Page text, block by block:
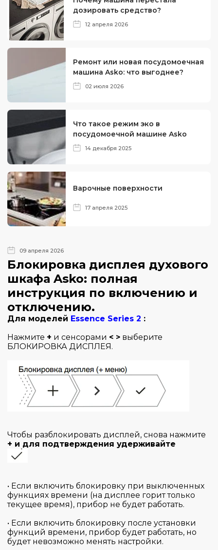
дозировать средство?
12 апреля 2026
Ремонт или новая посудомоечная
машина Asko: что выгоднее?
02 июля 2026
Что такое режим эко в
посудомоечной машине Asko
14 декабря 2025
Варочные поверхности
17 апреля 2025
09 апреля 2026
Блокировка дисплея духового
шкафа Asko: полная
инструкция по включению и
отключению.
Для моделей Essence Series 2 :
Нажмите + и сенсорами < > выберите
БЛОКИРОВКА ДИСПЛЕЯ.
Чтобы разблокировать дисплей, снова нажмите
+ и для подтверждения удерживайте
• Если включить блокировку при выключенных
функциях времени (на дисплее горит только
текущее время), прибор не будет работать.
• Если включить блокировку после установки
функций времени, прибор будет работать, но
будет невозможно менять настройки.